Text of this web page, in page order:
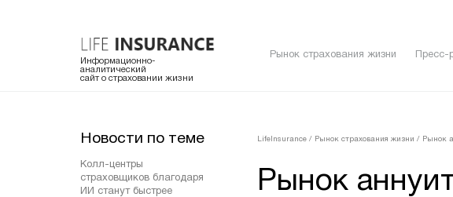
Информационно-
аналитический
сайт о страховании жизни
Рынок страхования жизни Пресс-
Новости по теме
Колл-центры
страховщиков благодаря
ИИ станут быстрее
LifeInsurance / Рынок страхования жизни / Рынок
Рынок